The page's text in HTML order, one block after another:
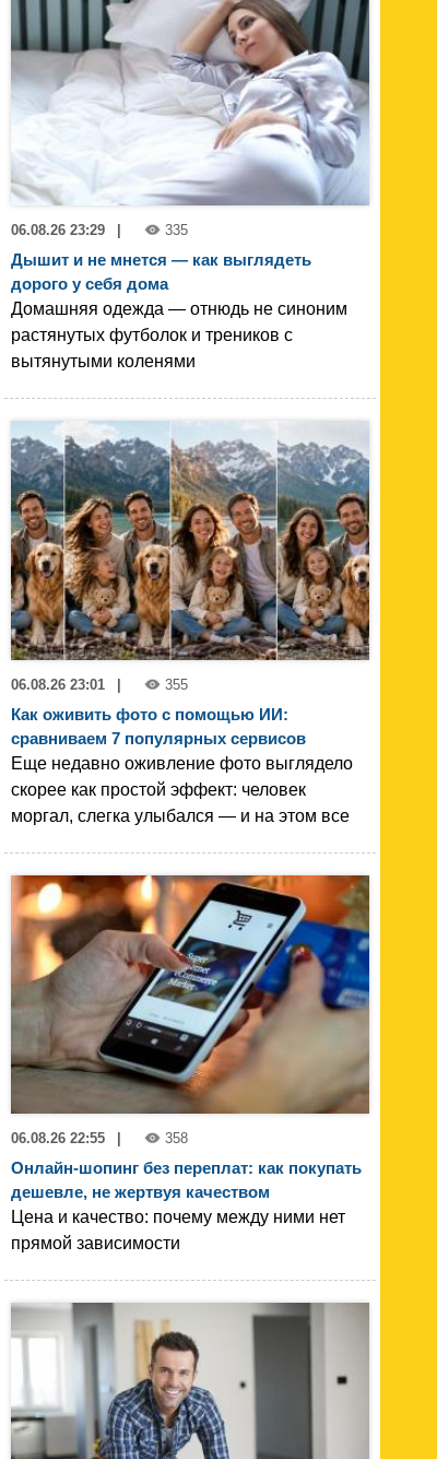
06.08.26 23:29 335
Дышит и не мнется — как выглядеть
дорого у себя дома
Домашняя одежда — отнюдь не синоним
растянутых футболок и треников с
вытянутыми коленями
06.08.26 23:01 | 355
Как оживить фото с помощью ИИ:
сравниваем 7 популярных сервисов
Еще недавно оживление фото выглядело
скорее как простой эффект: человек
моргал, слегка улыбался — и на этом все
06.08.26 22:55 358
Онлайн-шопинг без переплат: как покупать
дешевле, не жертвуя качеством
Цена и качество: почему между ними нет
прямой зависимости